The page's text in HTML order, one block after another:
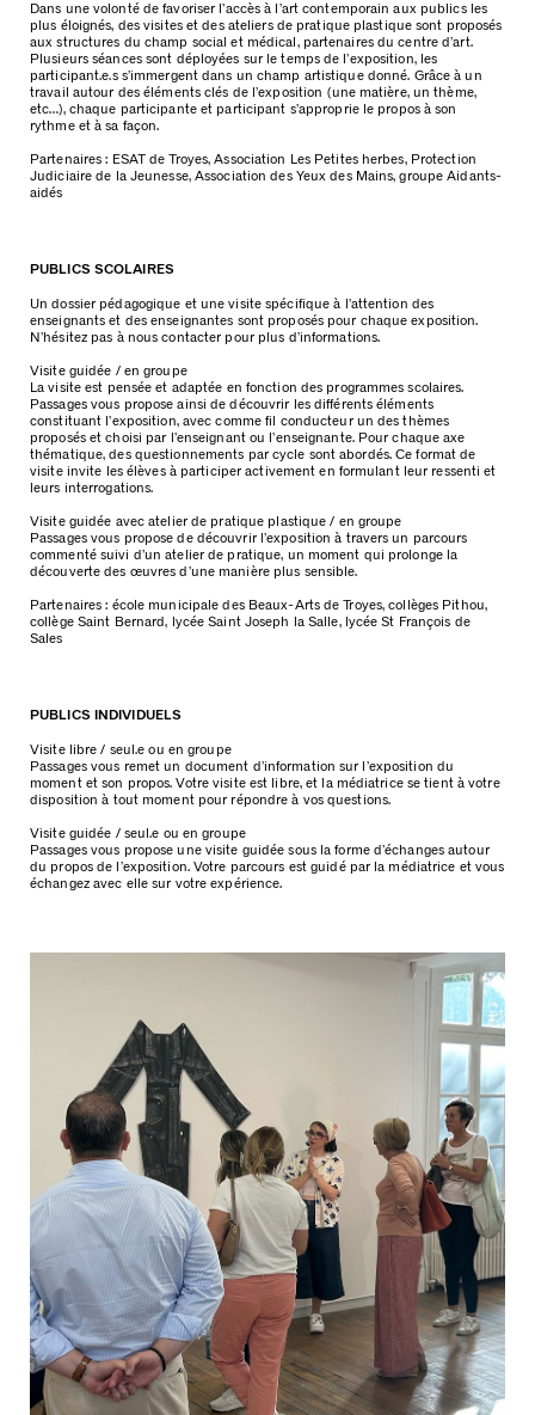
PUBLICS INDIVIDUELS
Visite libre / seul.e ou en groupe
Passages vous remet un document d’information sur l’exposition du
moment et son propos. Votre visite est libre, et la médiatrice se tient à votre
disposition à tout moment pour répondre à vos questions.
Visite guidée / seul.e ou en groupe
Passages vous propose une visite guidée sous la forme d’échanges autour
du propos de l’exposition. Votre parcours est guidé par la médiatrice et vous
échangez avec elle sur votre expérience.
PUBLICS SCOLAIRES
Un dossier pédagogique et une visite spécifique à l’attention des
enseignants et des enseignantes sont proposés pour chaque exposition.
N’hésitez pas à nous contacter pour plus d’informations.
Visite guidée / en groupe
La visite est pensée et adaptée en fonction des programmes scolaires.
Passages vous propose ainsi de découvrir les différents éléments
constituant l’exposition, avec comme fil conducteur un des thèmes
proposés et choisi par l’enseignant ou l’enseignante. Pour chaque axe
thématique, des questionnements par cycle sont abordés. Ce format de
visite invite les élèves à participer activement en formulant leur ressenti et
leurs interrogations.
Visite guidée avec atelier de pratique plastique / en groupe
Passages vous propose de découvrir l’exposition à travers un parcours
commenté suivi d’un atelier de pratique, un moment qui prolonge la
découverte des œuvres d’une manière plus sensible.
Partenaires : école municipale des Beaux-Arts de Troyes, collèges Pithou,
collège Saint Bernard, lycée Saint Joseph la Salle, lycée St François de
Sales
Dans une volonté de favoriser l’accès à l’art contemporain aux publics les
plus éloignés, des visites et des ateliers de pratique plastique sont proposés
aux structures du champ social et médical, partenaires du centre d’art.
Plusieurs séances sont déployées sur le temps de l’exposition, les
participant.e.s s’immergent dans un champ artistique donné. Grâce à un
travail autour des éléments clés de l’exposition (une matière, un thème,
etc…), chaque participante et participant s’approprie le propos à son
rythme et à sa façon.
Partenaires : ESAT de Troyes, Association Les Petites herbes, Protection
Judiciaire de la Jeunesse, Association des Yeux des Mains, groupe Aidants-
aidés